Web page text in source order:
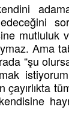
mutluluk
Ama
“şu